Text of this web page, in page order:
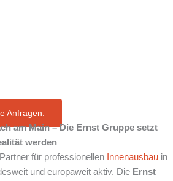
Anfragen.
am Main– Die Ernst Gruppe setzt
werden
für professionellen Innenausbau in
und europaweit aktiv. Die Ernst